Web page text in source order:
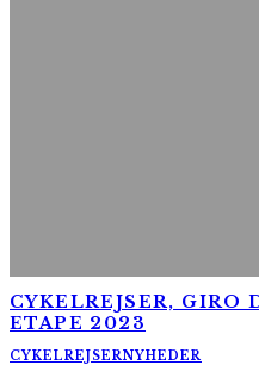
CYKELREJSER,
ETAPE 2023
CYKELREJSERNYHEDER